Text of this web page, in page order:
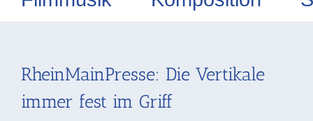
RheinMainPresse: Die Vertikale
immer fest im Griff